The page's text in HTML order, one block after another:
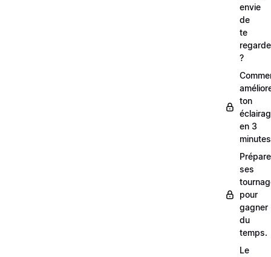
envie
de
te
?
ton
en 3
ses
pour
gagner
du
temps.
Le